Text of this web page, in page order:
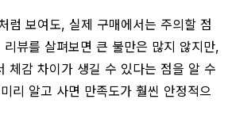
럼 보여도, 실제 구매에서는 주의할 점
뷰를 살펴보면 큰 불만은 많지 않지만,
체감 차이가 생길 수 있다는 점을 알 수
리 알고 사면 만족도가 훨씬 안정적으